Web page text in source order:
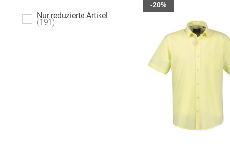
Levi's 2
Nur reduzierte Artikel
191
-20%